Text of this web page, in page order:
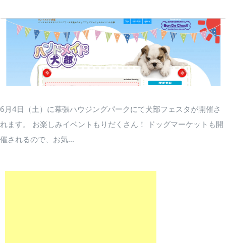
6月4日（土）に幕張ハウジングパークにて犬部フェスタが開催さ
れます。 お楽しみイベントもりだくさん！ ドッグマーケットも開
催されるので、お気...